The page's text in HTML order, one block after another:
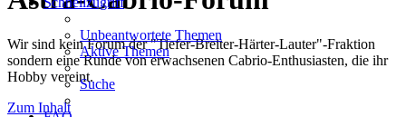
Wir sind kein Forum der "Tiefer-Breiter-Härter-Lauter"-Fraktion
sondern eine Runde von erwachsenen Cabrio-Enthusiasten, die ihr
Hobby vereint.
Zum Inhalt
Unbeantwortete Themen
Aktive Themen
Suche